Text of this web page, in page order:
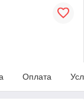
Оплата